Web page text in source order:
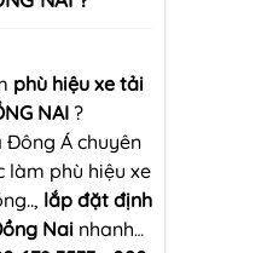
phù hiệu xe tải
NAI ?
Đông Á chuyên
làm phù hiệu xe
lắp đặt định
Nainhanh